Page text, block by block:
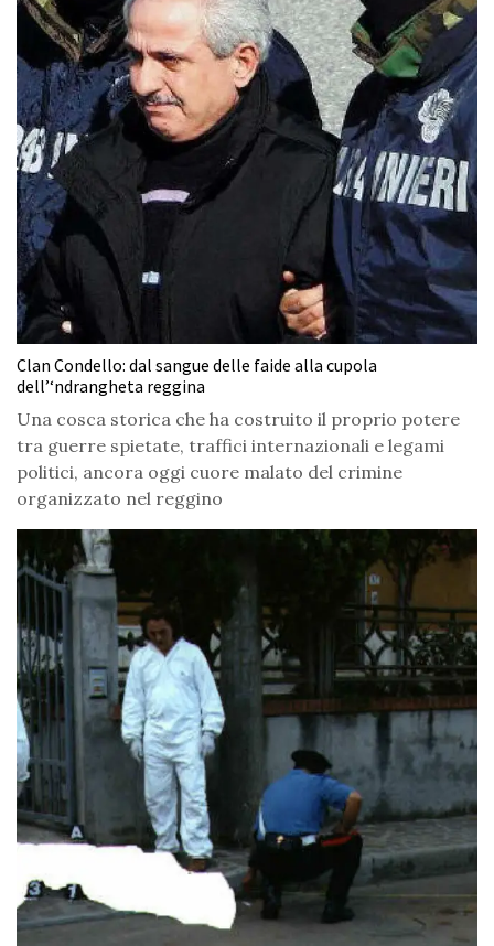
Clan Condello: dal sangue delle faide alla cupola
dell’‘ndrangheta reggina
Una cosca storica che ha costruito il proprio potere
tra guerre spietate, traffici internazionali e legami
politici, ancora oggi cuore malato del crimine
organizzato nel reggino